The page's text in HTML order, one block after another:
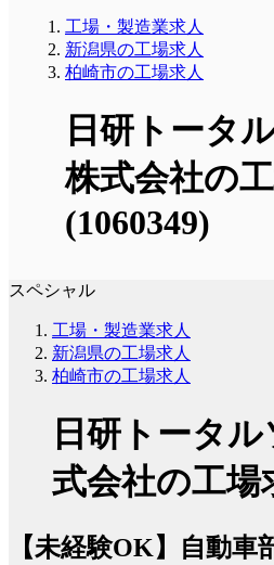
工場・製造業求人
新潟県の工場求人
柏崎市の工場求人
日研トータ
株式会社の
(1060349)
スペシャル
工場・製造業求人
新潟県の工場求人
柏崎市の工場求人
日研トータ
式会社の工場
【未経験OK】自動車